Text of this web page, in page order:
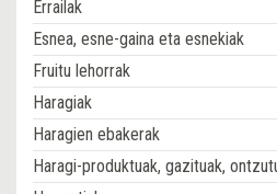
Errailak
Esnea, esne-gaina eta esnekiak
Fruitu lehorrak
Haragiak
Haragien ebakerak
Haragi-produktuak, gazituak,